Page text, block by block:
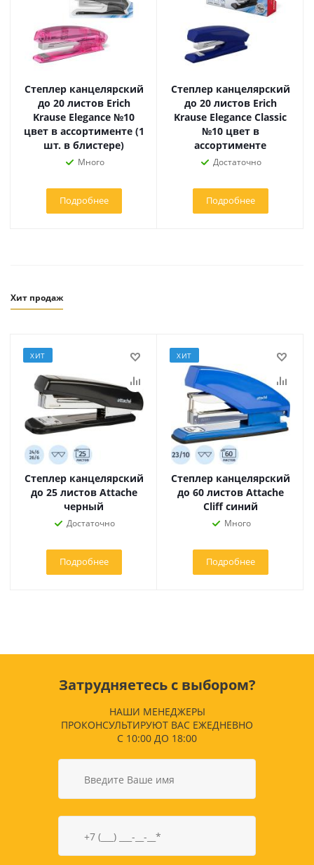
Степлер канцелярский
до 20 листов Erich
Krause Elegance №10
цвет в ассортименте (1
шт. в блистере)
Много
Подробнее
Степлер канцелярский
до 20 листов Erich
Krause Elegance Classic
№10 цвет в
ассортименте
Достаточно
Подробнее
Хит продаж
ХИТ
Степлер канцелярский
до 25 листов Attache
черный
Достаточно
Подробнее
ХИТ
Степлер канцелярский
до 60 листов Attache
Cliff синий
Много
Подробнее
Затрудняетесь с выбором?
НАШИ МЕНЕДЖЕРЫ
ПРОКОНСУЛЬТИРУЮТ ВАС ЕЖЕДНЕВНО
С 10:00 ДО 18:00